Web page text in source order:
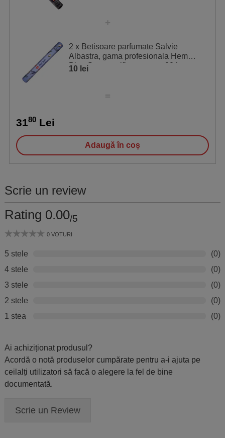
2 x Betisoare parfumate Salvie
Albastra, gama profesionala Hem
Blue Sage purificare casa, 20 buc
10 lei
3180 Lei
Adaugă în coș
Scrie un review
Rating 0.00/5
0 VOTURI
5 stele
(0)
4 stele
(0)
3 stele
(0)
2 stele
(0)
1 stea
(0)
Ai achiziționat produsul?
Acordă o notă produselor cumpărate pentru a-i ajuta pe
ceilalți utilizatori să facă o alegere la fel de bine
documentată.
Scrie un Review